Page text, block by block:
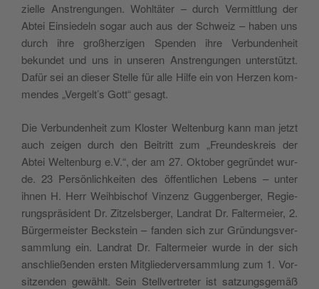
ziel­le Anstren­gun­gen. Wohl­tä­ter – durch Ver­mit­tlung der
Abtei Ein­sie­deln sogar auch aus der Sch­weiz – haben uns
durch ihre groß­her­zi­gen Spen­den ihre Ver­bun­den­heit
bekun­det und uns in unse­ren Anstren­gun­gen unter­stü­tzt.
Dafür sei an die­ser Stel­le für alle Hil­fe ein von Her­zen kom­
men­des „Vergelt’s Gott“ gesagt.
Die Ver­bun­den­heit zum Klo­ster Welt­en­burg kann man jetzt
auch zei­gen durch den Bei­tritt zum „Freun­de­skreis der
Abtei Welt­en­burg e.V.“, der am 27. Okto­ber gegrün­det wur­
de. 23 Per­sön­li­ch­kei­ten des öffen­tli­chen Lebens – unter
ihnen H. Herr Weih­bi­schof Vin­zenz Gug­gen­ber­ger, Regie­
rung­sprä­si­dent Dr. Zitzel­sber­ger, Lan­drat Dr. Fal­ter­meier, 2.
Bür­ger­mei­ster Beck­stein – fan­den sich zur Grün­dung­sver­
samm­lung ein. Lan­drat Dr. Fal­ter­meier wur­de in der sich
anschließen­den ersten Mit­glie­der­ver­samm­lung zum 1. Vor­
si­tzen­den gewä­hlt. Sein Stell­ver­tre­ter ist satzung­sge­mäß